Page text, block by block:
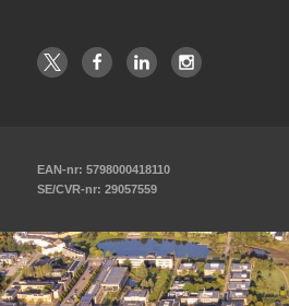
EAN-nr: 5798000418110
SE/CVR-nr: 29057559